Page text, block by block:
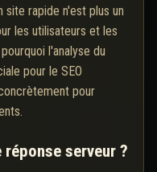
rapide n'est plus un
les utilisateurs et les
l'analyse du
pour le SEO
pour
serveur ?